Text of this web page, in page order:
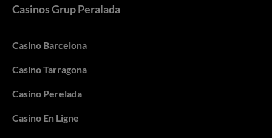
Casinos Grup Peralada
Casino Barcelona
Casino Tarragona
Casino Perelada
Casino En Ligne